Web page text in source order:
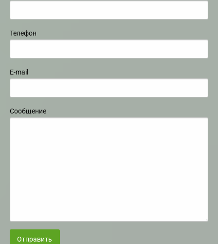
Телефон
E-mail
Сообщение
Отправить